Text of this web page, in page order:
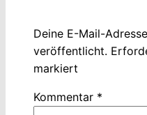
Deine E-Mail-
veröffentlicht.
markiert
Kommentar *